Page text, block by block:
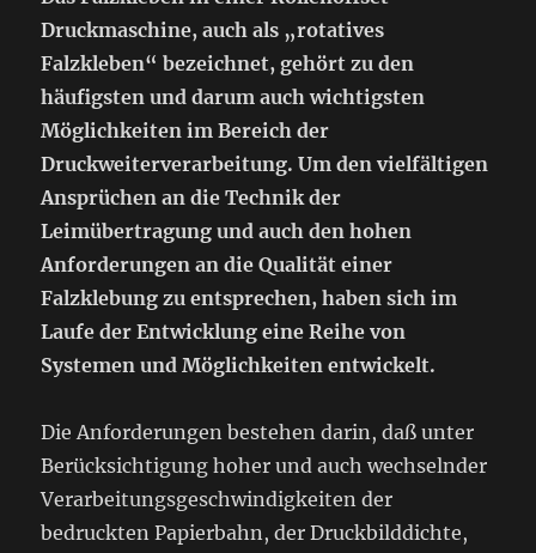
Druckmaschine, auch als „rotatives
Falzkleben“ bezeichnet, gehört zu den
häufigsten und darum auch wichtigsten
Möglichkeiten im Bereich der
Druckweiterverarbeitung. Um den vielfältigen
Ansprüchen an die Technik der
Leimübertragung und auch den hohen
Anforderungen an die Qualität einer
Falzklebung zu entsprechen, haben sich im
Laufe der Entwicklung eine Reihe von
Systemen und Möglichkeiten entwickelt.
Die Anforderungen bestehen darin, daß unter
Berücksichtigung hoher und auch wechselnder
Verarbeitungsgeschwindigkeiten der
bedruckten Papierbahn, der Druckbilddichte,